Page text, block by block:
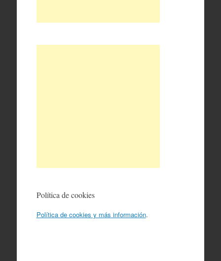
Política de cookies
Política de cookies y más información.